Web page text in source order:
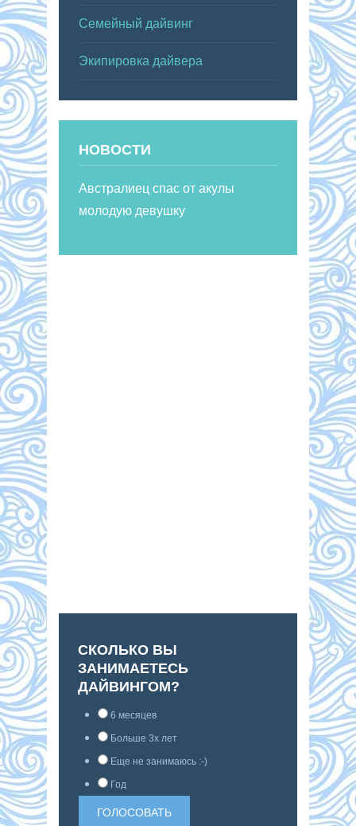
Семейный дайвинг
Экипировка дайвера
НОВОСТИ
Австралиец спас от акулы
молодую девушку
СКОЛЬКО ВЫ
ЗАНИМАЕТЕСЬ
ДАЙВИНГОМ?
6 месяцев
Больше 3х лет
Еще не занимаюсь :-)
Год